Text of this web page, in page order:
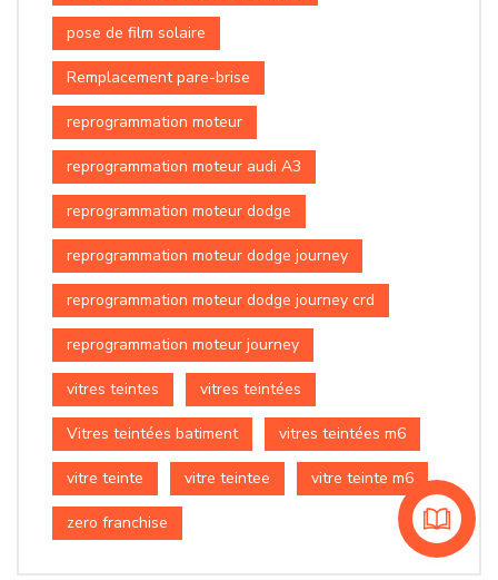
pose de film solaire
Remplacement pare-brise
reprogrammation moteur
reprogrammation moteur audi A3
reprogrammation moteur dodge
reprogrammation moteur dodge journey
reprogrammation moteur dodge journey crd
reprogrammation moteur journey
vitres teintes vitres teintées
Vitres teintées batiment vitres teintées m6
vitre teinte vitre teintee vitre teinte m6
zero franchise